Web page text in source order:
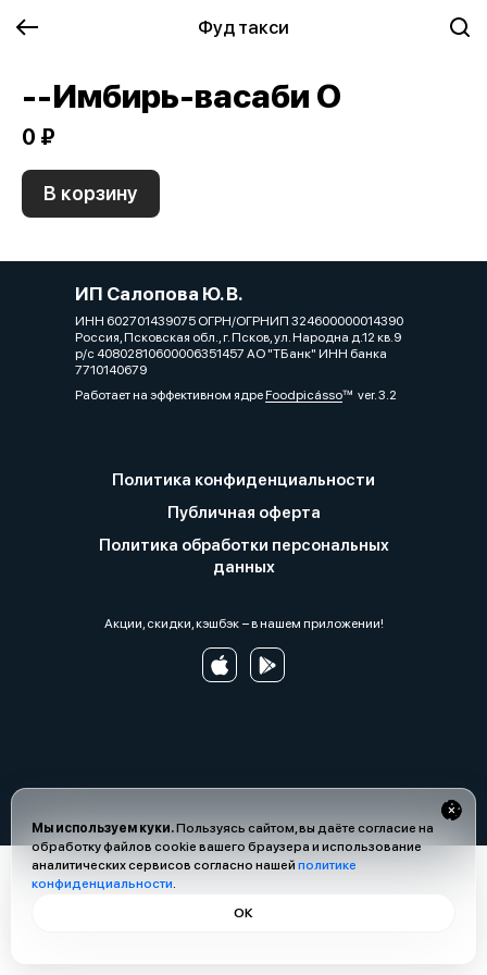
Фуд такси
Мы используем куки.Пользуясь сайтом, вы даёте согласие на
обработку файлов cookie вашего браузера и использование
аналитических сервисов согласно нашей политике
конфиденциальности.
ОК
--Имбирь-васаби О
0 ₽
В корзину
ИП Салопова Ю. В.
ИНН 602701439075 ОГРН/ОГРНИП 324600000014390
Россия, Псковская обл., г. Псков, ул. Народна д.12 кв.9
р/с 40802810600006351457 АО "ТБанк" ИНН банка
7710140679
Работает на эффективном ядреFoodpicássover. 3.2
Политика конфиденциальности
Публичная оферта
Политика обработки персональных
данных
Акции, скидки, кэшбэк − в нашем приложении!